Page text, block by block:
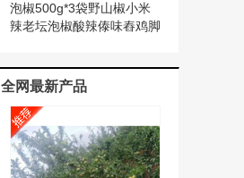
泡椒500g*3袋野山椒小米
辣老坛泡椒酸辣傣味舂鸡脚
全网最新产品